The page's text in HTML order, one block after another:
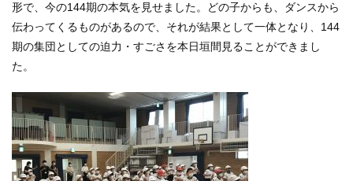
形で、今の144期の本気を見せました。
どの子からも、ダンスから
伝わってくるものがあるので、それが結果として一体となり、 144
期の集団としての迫力・すごさを本日垣間見ることができまし
た。